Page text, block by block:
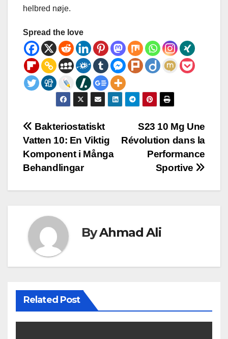
helbred nøje.
Spread the love
Post
navigation
S23 10 Mg Une
Révolution dans la
Performance
Sportive
Bakteriostatiskt
Vatten 10: En Viktig
Komponent i Många
Behandlingar
ByAhmad Ali
Related Post